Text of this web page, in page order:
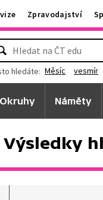
Zpravodajství
hledáte: Měsíc vesmír
Okruhy Náměty
Výsledky